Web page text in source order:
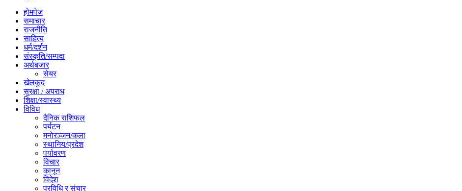
होमपेज
समाचार
राजनीति
साहित्य
धर्म/दर्शन
संस्कृति/सम्पदा
अर्थबजार
सेयर
खेलकुद
सुरक्षा / अपराध
शिक्षा/स्वास्थ्य
विविध
दैनिक राशिफल
पर्यटन
मनोरञ्जन/कला
स्थानिय/प्रदेश
पर्यावरण
विचार
कानून
विदेश
प्रविधि र संचार